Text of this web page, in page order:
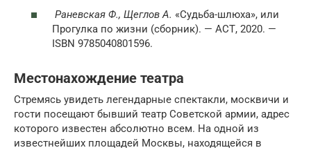
Раневская Ф., Щеглов А. «Судьба-шлюха», или
Прогулка по жизни (сборник). — АСТ, 2020. —
ISBN 9785040801596.
Местонахождение театра
Стремясь увидеть легендарные спектакли, москвичи и
гости посещают бывший театр Советской армии, адрес
которого известен абсолютно всем. На одной из
известнейших площадей Москвы, находящейся в